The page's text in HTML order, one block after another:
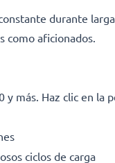
durante
como aficionados.
y más. Haz clic en la
ciclos de carga